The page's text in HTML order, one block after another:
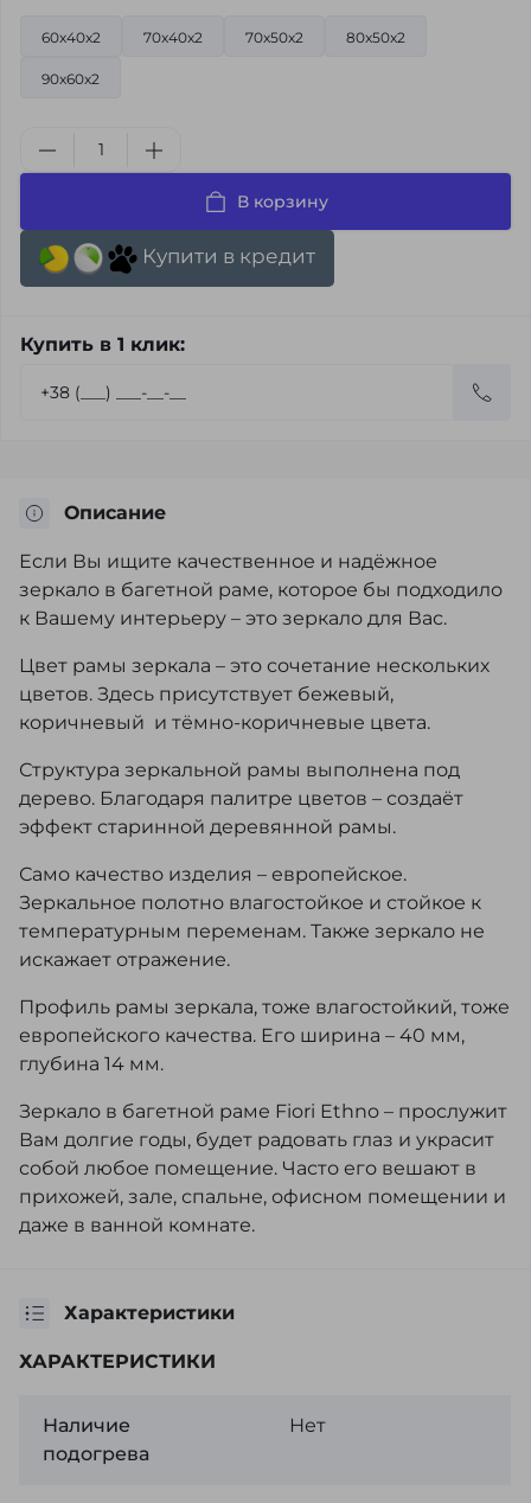
60x40x2 70x40x2 70x50x2 80x50x2
90x60x2
В корзину
Купити в кредит
Купить в 1 клик:
Описание
Если Вы ищите качественное и надёжное
зеркало в багетной раме, которое бы подходило
к Вашему интерьеру – это зеркало для Вас.
Цвет рамы зеркала – это сочетание нескольких
цветов. Здесь присутствует бежевый,
коричневый и тёмно-коричневые цвета.
Структура зеркальной рамы выполнена под
дерево. Благодаря палитре цветов – создаёт
эффект старинной деревянной рамы.
Само качество изделия – европейское.
Зеркальное полотно влагостойкое и стойкое к
температурным переменам. Также зеркало не
искажает отражение.
Профиль рамы зеркала, тоже влагостойкий, тоже
европейского качества. Его ширина – 40 мм,
глубина 14 мм.
Зеркало в багетной раме Fiori Ethno – прослужит
Вам долгие годы, будет радовать глаз и украсит
собой любое помещение. Часто его вешают в
прихожей, зале, спальне, офисном помещении и
даже в ванной комнате.
Характеристики
ХАРАКТЕРИСТИКИ
Наличие
подогрева
Нет